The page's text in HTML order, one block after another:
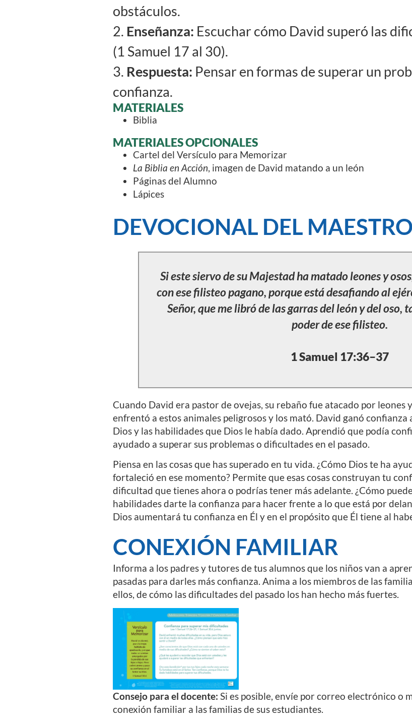
obstáculos.
2. Enseñanza: Escuchar cómo David superó las
(1 Samuel 17 al 30).
3. Respuesta: Pensar en formas de superar un
confianza.
MATERIALES
Biblia
MATERIALES OPCIONALES
Cartel del Versículo para Memorizar
La Biblia en Acción, imagen de David matando a un león
Páginas del Alumno
Lápices
DEVOCIONAL DEL MAESTRO
Si este siervo de su Majestad ha matado leones y
con ese filisteo pagano, porque está desafiando al
Señor, que me libró de las garras del león y del oso,
poder de ese filisteo.
1 Samuel 17:36–37
Cuando David era pastor de ovejas, su rebaño fue atacado por leones
enfrentó a estos animales peligrosos y los mató. David ganó confianza
Dios y las habilidades que Dios le había dado. Aprendió que podía
ayudado a superar sus problemas o dificultades en el pasado.
Piensa en las cosas que has superado en tu vida. ¿Cómo Dios te ha
fortaleció en ese momento? Permite que esas cosas construyan tu
dificultad que tienes ahora o podrías tener más adelante. ¿Cómo
habilidades darte la confianza para hacer frente a lo que está por
Dios aumentará tu confianza en Él y en el propósito que Él tiene al
CONEXIÓN FAMILIAR
Informa a los padres y tutores de tus alumnos que los niños van a
pasadas para darles más confianza. Anima a los miembros de las
ellos, de cómo las dificultades del pasado los han hecho más fuertes.
Consejo para el docente: Si es posible, envíe por correo electrónico o
conexión familiar a las familias de sus estudiantes.